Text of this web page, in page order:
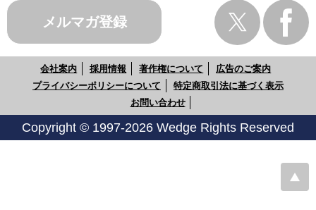
メルマガ登録
会社案内 採用情報 著作権について
広告のご案内
プライバシーポリシーについて
特定商取引法に基づく表示
お問い合わせ
Copyright © 1997-2026 Wedge Rights Reserved